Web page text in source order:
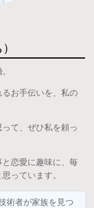
お手伝いを、私の
て、ぜひ私を頼っ
恋愛に趣味に、毎
っています。
族を見つ